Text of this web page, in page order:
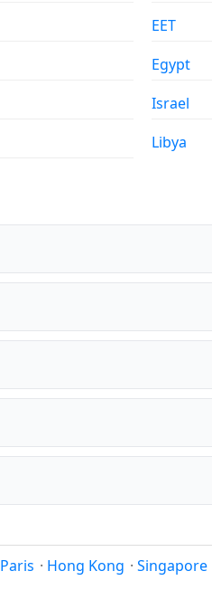
EET
Egypt
Israel
Libya
Paris · Hong Kong · Singapore